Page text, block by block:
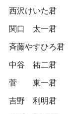
西沢けいた君
関口 太一君
斉藤やすひろ君
中谷 祐二君
菅 東一君
吉野 利明君